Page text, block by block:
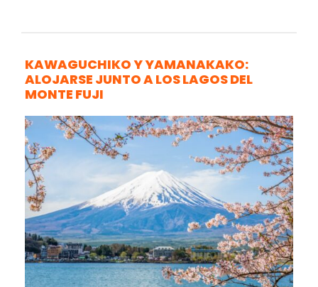
KAWAGUCHIKO Y YAMANAKAKO:
ALOJARSE JUNTO A LOS LAGOS DEL
MONTE FUJI